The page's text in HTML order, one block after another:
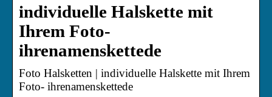
individuelle Halskette mit
Ihrem Foto-
ihrenamenskettede
Foto Halsketten | individuelle Halskette mit Ihrem
Foto- ihrenamenskettede